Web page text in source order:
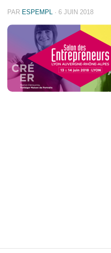
PAR ESPEMPL · 6 JUIN 2018